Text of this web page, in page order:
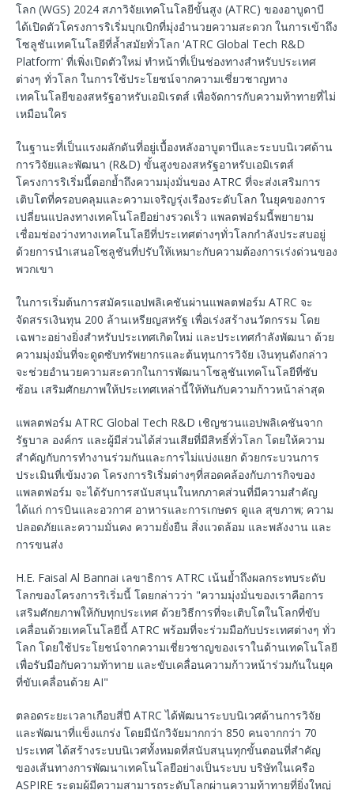
โลก (WGS) 2024 สภาวิจัยเทคโนโลยีขั้นสูง (ATRC) ของอาบูดาบี
ได้เปิดตัวโครงการริเริ่มบุกเบิกที่มุ่งอํานวยความสะดวก ในการเข้าถึง
โซลูชันเทคโนโลยีที่ล้ำสมัยทั่วโลก 'ATRC Global Tech R&D
Platform' ที่เพิ่งเปิดตัวใหม่ ทําหน้าที่เป็นช่องทางสําหรับประเทศ
ต่างๆ ทั่วโลก ในการใช้ประโยชน์จากความเชี่ยวชาญทาง
เทคโนโลยีของสหรัฐอาหรับเอมิเรตส์ เพื่อจัดการกับความท้าทายที่ไม่
เหมือนใคร
ในฐานะที่เป็นแรงผลักดันที่อยู่เบื้องหลังอาบูดาบีและระบบนิเวศด้าน
การวิจัยและพัฒนา (R&D) ขั้นสูงของสหรัฐอาหรับเอมิเรตส์
โครงการริเริ่มนี้ตอกย้ำถึงความมุ่งมั่นของ ATRC ที่จะส่งเสริมการ
เติบโตที่ครอบคลุมและความเจริญรุ่งเรืองระดับโลก ในยุคของการ
เปลี่ยนแปลงทางเทคโนโลยีอย่างรวดเร็ว แพลตฟอร์มนี้พยายาม
เชื่อมช่องว่างทางเทคโนโลยีที่ประเทศต่างๆทั่วโลกกำลังประสบอยู่
ด้วยการนําเสนอโซลูชันที่ปรับให้เหมาะกับความต้องการเร่งด่วนของ
พวกเขา
ในการเริ่มต้นการสมัครแอปพลิเคชันผ่านแพลตฟอร์ม ATRC จะ
จัดสรรเงินทุน 200 ล้านเหรียญสหรัฐ เพื่อเร่งสร้างนวัตกรรม โดย
เฉพาะอย่างยิ่งสําหรับประเทศเกิดใหม่ และประเทศกําลังพัฒนา ด้วย
ความมุ่งมั่นที่จะดูดซับทรัพยากรและต้นทุนการวิจัย เงินทุนดังกล่าว
จะช่วยอํานวยความสะดวกในการพัฒนาโซลูชันเทคโนโลยีที่ซับ
ซ้อน เสริมศักยภาพให้ประเทศเหล่านี้ให้ทันกับความก้าวหน้าล่าสุด
แพลตฟอร์ม ATRC Global Tech R&D เชิญชวนแอปพลิเคชันจาก
รัฐบาล องค์กร และผู้มีส่วนได้ส่วนเสียที่มีสิทธิ์ทั่วโลก โดยให้ความ
สําคัญกับการทํางานร่วมกันและการไม่แบ่งแยก ด้วยกระบวนการ
ประเมินที่เข้มงวด โครงการริเริ่มต่างๆที่สอดคล้องกับภารกิจของ
แพลตฟอร์ม จะได้รับการสนับสนุนในหกภาคส่วนที่มีความสําคัญ
ได้แก่ การบินและอวกาศ อาหารและการเกษตร ดูแล สุขภาพ; ความ
ปลอดภัยและความมั่นคง ความยั่งยืน สิ่งแวดล้อม และพลังงาน และ
การขนส่ง
H.E. Faisal Al Bannai เลขาธิการ ATRC เน้นย้ำถึงผลกระทบระดับ
โลกของโครงการริเริ่มนี้ โดยกล่าวว่า "ความมุ่งมั่นของเราคือการ
เสริมศักยภาพให้กับทุกประเทศ ด้วยวิธีการที่จะเติบโตในโลกที่ขับ
เคลื่อนด้วยเทคโนโลยีนี้ ATRC พร้อมที่จะร่วมมือกับประเทศต่างๆ ทั่ว
โลก โดยใช้ประโยชน์จากความเชี่ยวชาญของเราในด้านเทคโนโลยี
เพื่อรับมือกับความท้าทาย และขับเคลื่อนความก้าวหน้าร่วมกันในยุค
ที่ขับเคลื่อนด้วย AI"
ตลอดระยะเวลาเกือบสี่ปี ATRC ได้พัฒนาระบบนิเวศด้านการวิจัย
และพัฒนาที่แข็งแกร่ง โดยมีนักวิจัยมากกว่า 850 คนจากกว่า 70
ประเทศ ได้สร้างระบบนิเวศทั้งหมดที่สนับสนุนทุกขั้นตอนที่สําคัญ
ของเส้นทางการพัฒนาเทคโนโลยีอย่างเป็นระบบ บริษัทในเครือ
ASPIRE ระดมผู้มีความสามารถระดับโลกผ่านความท้าทายที่ยิ่งใหญ่